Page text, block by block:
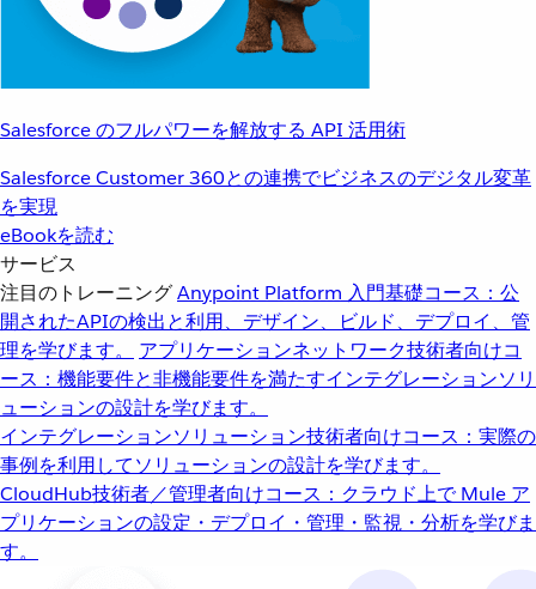
Salesforce のフルパワーを解放する API 活用術
Salesforce Customer 360との連携でビジネスのデジタル変革
を実現
eBookを読む
サービス
注目のトレーニングAnypoint Platform 入門基礎コース：公
開されたAPIの検出と利用、デザイン、ビルド、デプロイ、管
理を学びます。
アプリケーションネットワーク技術者向けコ
ース：機能要件と非機能要件を満たすインテグレーションソリ
ューションの設計を学びます。
インテグレーションソリューション技術者向けコース：実際の
事例を利用してソリューションの設計を学びます。
CloudHub技術者／管理者向けコース：クラウド上で Mule ア
プリケーションの設定・デプロイ・管理・監視・分析を学びま
す。